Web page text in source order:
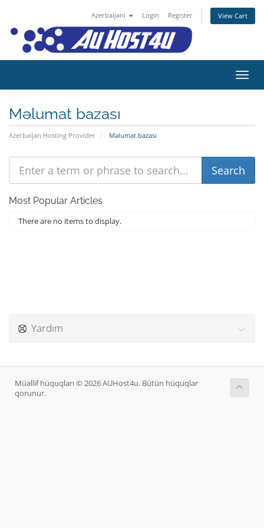
Azerbaijani Login Register View Cart
Məlumat bazası
Azerbaijan Hosting Provider Məlumat bazası
Most Popular Articles
There are no items to display.
Yardım
Müəllif hüquqları © 2026 AUHost4u. Bütün hüquqlar
qorunur.